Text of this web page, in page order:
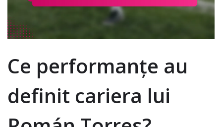
Ce performanțe au
definit cariera lui